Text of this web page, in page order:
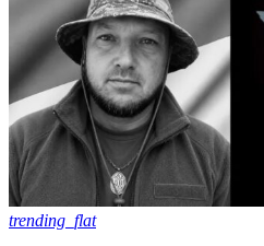
trending_flat